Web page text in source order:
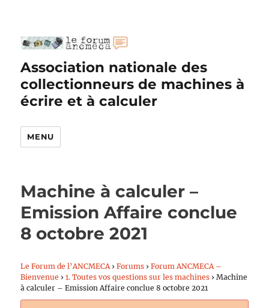
Association nationale des
collectionneurs de machines à
écrire et à calculer
MENU
Machine à calculer –
Emission Affaire conclue
8 octobre 2021
Le Forum de l’ANCMECA › Forums › Forum ANCMECA –
Bienvenue › 1. Toutes vos questions sur les machines › Machine
à calculer – Emission Affaire conclue 8 octobre 2021